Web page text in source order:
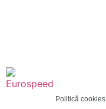
Politică cookies